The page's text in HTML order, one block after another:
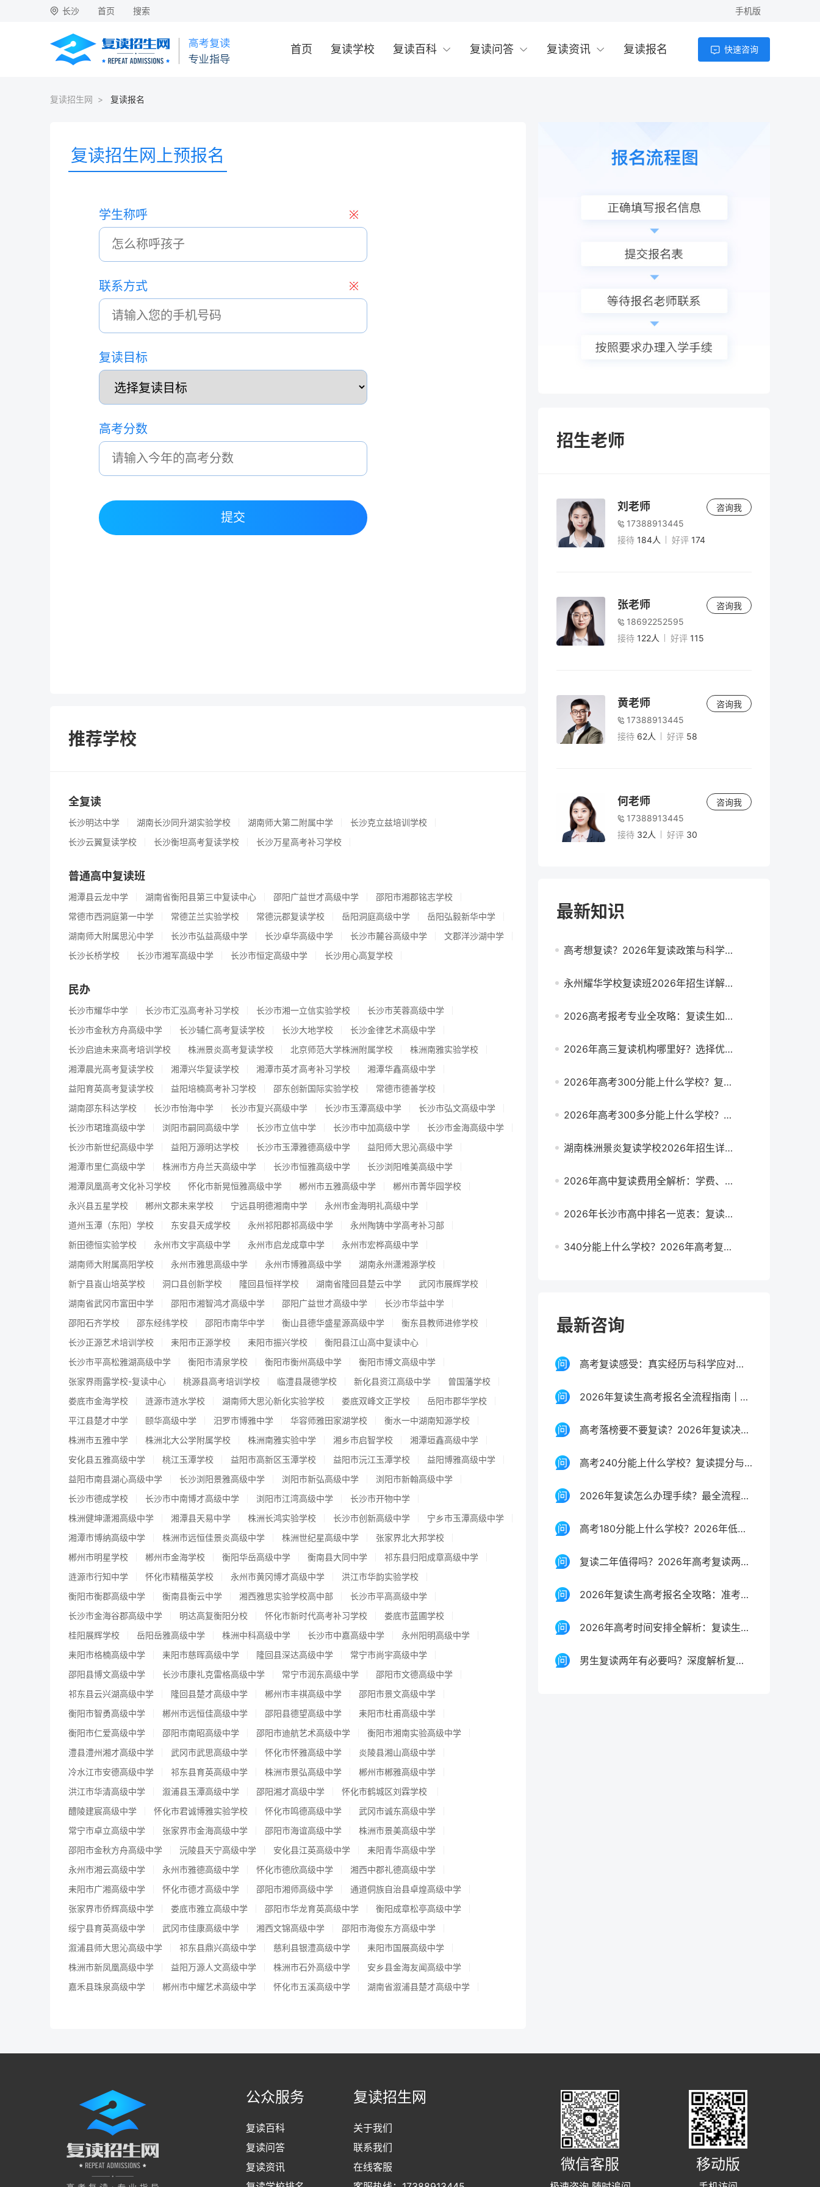
长沙 首页 搜索 手机版
首页 复读学校 复读百科 复读问答 复读资讯 复读报名 快速咨询
复读招生网 > 复读报名
复读招生网上预报名
学生称呼
联系方式
复读目标
高考分数
招生老师
刘老师
17388913445
接待 184人 好评 174
咨询我
张老师
18692252595
接待 122人 好评 115
咨询我
黄老师
17388913445
接待 62人 好评 58
咨询我
何老师
17388913445
接待 32人 好评 30
咨询我
最新知识
高考想复读？2026年复读政策与科学决策指南（附提分方案）
永州耀华学校复读班2026年招生详解：提分效果与择校指南
2026高考报考专业全攻略：复读生如何选专业避坑提分
2026年高三复读机构哪里好？选择优质复读学校的6大黄金标准
2026年高考300分能上什么学校？复读还是读专科？全面解析
2026年高考300多分能上什么学校？复读生与应届生择校全攻略
湖南株洲景炎复读学校2026年招生详解：提分策略与择校指南
2026年高中复读费用全解析：学费、生活费、杂费明细及省钱指南
2026年长沙市高中排名一览表：复读生择校必看指南
340分能上什么学校？2026年高考复读生的择校与出路分析
最新咨询
高考复读感受：真实经历与科学应对指南（2026年）
2026年复读生高考报名全流程指南 | 官方政策与实操步骤
高考落榜要不要复读？2026年复读决策全面分析与规划指南
高考240分能上什么学校？复读提分与低分择校全攻略
2026年复读怎么办理手续？最全流程与材料清单（附避坑指南）
高考180分能上什么学校？2026年低分考生出路与复读规划
复读二年值得吗？2026年高考复读两年规划与风险全解析
2026年复读生高考报名全攻略：准考证获取与注意事项
2026年高考时间安排全解析：复读生如何把握关键节点？
男生复读两年有必要吗？深度解析复读两年的价值、风险与决策指南（2026届参考）
推荐学校
全复读
长沙明达中学 湖南长沙同升湖实验学校 湖南师大第二附属中学
长沙克立兹培训学校
长沙云翼复读学校
长沙衡坦高考复读学校 长沙万星高考补习学校
普通高中复读班
湘潭县云龙中学 湖南省衡阳县第三中复读中心 邵阳广益世才高级中学
邵阳市湘郡铭志学校
常德市西洞庭第一中学
常德芷兰实验学校 常德沅郡复读学校 岳阳洞庭高级中学
岳阳弘毅新华中学
湖南师大附属思沁中学
长沙市弘益高级中学 长沙卓华高级中学 长沙市麓谷高级中学
文郡洋沙湖中学
长沙长桥学校
长沙市湘军高级中学 长沙市恒定高级中学 长沙用心高复学校
民办
长沙市耀华中学 长沙市汇泓高考补习学校 长沙市湘一立信实验学校
长沙市芙蓉高级中学
长沙市金秋方舟高级中学
长沙辅仁高考复读学校 长沙大地学校
长沙金律艺术高级中学
长沙启迪未来高考培训学校
株洲景炎高考复读学校 北京师范大学株洲附属学校
株洲南雅实验学校
湘潭晨光高考复读学校
湘潭兴华复读学校 湘潭市英才高考补习学校
湘潭华鑫高级中学
益阳育英高考复读学校
益阳培楠高考补习学校 邵东创新国际实验学校
常德市德善学校
湖南邵东科达学校
长沙市怡海中学 长沙市复兴高级中学 长沙市玉潭高级中学
长沙市弘文高级中学
长沙市珺琟高级中学
浏阳市嗣同高级中学 长沙市立信中学 长沙市中加高级中学
长沙市金海高级中学
长沙市新世纪高级中学
益阳万源明达学校 长沙市玉潭雅德高级中学
益阳师大思沁高级中学
湘潭市里仁高级中学
株洲市方舟兰天高级中学 长沙市恒雅高级中学
长沙浏阳唯美高级中学
湘潭凤凰高考文化补习学校
怀化市新晃恒雅高级中学 郴州市五雅高级中学
郴州市菁华园学校
永兴县五星学校
郴州文郡未来学校 宁远县明德湘南中学
永州市金海明礼高级中学
道州玉潭（东阳）学校
东安县天成学校 永州祁阳郡祁高级中学
永州陶铸中学高考补习部
新田德恒实验学校
永州市文宇高级中学 永州市启龙成章中学
永州市宏桦高级中学
湖南师大附属高阳学校
永州市雅思高级中学 永州市博雅高级中学
湖南永州潇湘源学校
新宁县崀山培英学校
洞口县创新学校 隆回县恒祥学校 湖南省隆回县楚云中学
武冈市展辉学校
湖南省武冈市富田中学
邵阳市湘智鸿才高级中学 邵阳广益世才高级中学
长沙市华益中学
邵阳石齐学校
邵东经纬学校 邵阳市南华中学 衡山县德华盛星源高级中学
衡东县教师进修学校
长沙正源艺术培训学校
耒阳市正源学校 耒阳市振兴学校
衡阳县江山高中复读中心
长沙市平高松雅湖高级中学
衡阳市清泉学校 衡阳市衡州高级中学
衡阳市博文高级中学
张家界雨露学校-复读中心
桃源县高考培训学校 临澧县晟德学校 新化县资江高级中学
曾国藩学校
娄底市金海学校
涟源市涟水学校 湖南师大思沁新化实验学校 娄底双峰文正学校
岳阳市郡华学校
平江县楚才中学
颐华高级中学 汨罗市博雅中学 华容师雅田家湖学校
衡水一中湖南知源学校
株洲市五雅中学
株洲北大公学附属学校 株洲南雅实验中学 湘乡市启智学校
湘潭垣鑫高级中学
安化县五雅高级中学
桃江玉潭学校 益阳市高新区玉潭学校 益阳市沅江玉潭学校
益阳博雅高级中学
益阳市南县湖心高级中学
长沙浏阳景雅高级中学 浏阳市新弘高级中学
浏阳市新翰高级中学
长沙市德成学校
长沙市中南博才高级中学 浏阳市江湾高级中学
长沙市开物中学
株洲健坤潇湘高级中学
湘潭县天易中学 株洲长鸿实验学校 长沙市创新高级中学
宁乡市玉潭高级中学
湘潭市博纳高级中学
株洲市远恒佳景炎高级中学 株洲世纪星高级中学
张家界北大邦学校
郴州市明星学校
郴州市金海学校 衡阳华岳高级中学 衡南县大同中学
祁东县归阳成章高级中学
涟源市行知中学
怀化市精楷英学校 永州市黄冈博才高级中学
洪江市华韵实验学校
衡阳市衡郡高级中学
衡南县衡云中学 湘西雅思实验学校高中部
长沙市平高高级中学
长沙市金海谷郡高级中学
明达高复衡阳分校 怀化市新时代高考补习学校
娄底市蓝圃学校
桂阳展辉学校
岳阳岳雅高级中学 株洲中科高级中学 长沙市中嘉高级中学
永州阳明高级中学
耒阳市格楠高级中学
耒阳市慈晖高级中学 隆回县深达高级中学
常宁市尚宇高级中学
邵阳县博文高级中学
长沙市康礼克雷格高级中学 常宁市润东高级中学
邵阳市文德高级中学
祁东县云兴湖高级中学
隆回县楚才高级中学 郴州市丰祺高级中学
邵阳市景文高级中学
衡阳市智勇高级中学
郴州市远恒佳高级中学 邵阳县德望高级中学
耒阳市杜甫高级中学
衡阳市仁爱高级中学
邵阳市南昭高级中学 邵阳市迪航艺术高级中学
衡阳市湘南实验高级中学
澧县澧州湘才高级中学
武冈市武思高级中学 怀化市怀雅高级中学
炎陵县湘山高级中学
冷水江市安德高级中学
祁东县育英高级中学 株洲市景弘高级中学
郴州市郴雅高级中学
洪江市华清高级中学
溆浦县玉潭高级中学 邵阳湘才高级中学
怀化市鹤城区刘霖学校
醴陵建宸高级中学
怀化市君诚博雅实验学校 怀化市鸣德高级中学
武冈市诚东高级中学
常宁市卓立高级中学
张家界市金海高级中学 邵阳市海谊高级中学
株洲市景美高级中学
邵阳市金秋方舟高级中学
沅陵县天宁高级中学 安化县江英高级中学
耒阳青华高级中学
永州市湘云高级中学
永州市雅德高级中学 怀化市德欣高级中学
湘西中郡礼德高级中学
耒阳市广湘高级中学
怀化市德才高级中学 邵阳市湘师高级中学
通道侗族自治县卓煌高级中学
张家界市侨辉高级中学
娄底市雅立高级中学 邵阳市华龙育英高级中学
衡阳成章松亭高级中学
绥宁县育英高级中学
武冈市佳康高级中学 湘西文锦高级中学
邵阳市海俊东方高级中学
溆浦县师大思沁高级中学
祁东县鼎兴高级中学 慈利县银澧高级中学
耒阳市国展高级中学
株洲市新凤凰高级中学
益阳万源人文高级中学 株洲市石外高级中学
安乡县金海友闻高级中学
嘉禾县珠泉高级中学
郴州市中耀艺术高级中学 怀化市五溪高级中学 湖南省溆浦县楚才高级中学
公众服务
复读百科
复读问答
复读资讯
复读招生网
关于我们
联系我们
在线客服
微信客服 移动版